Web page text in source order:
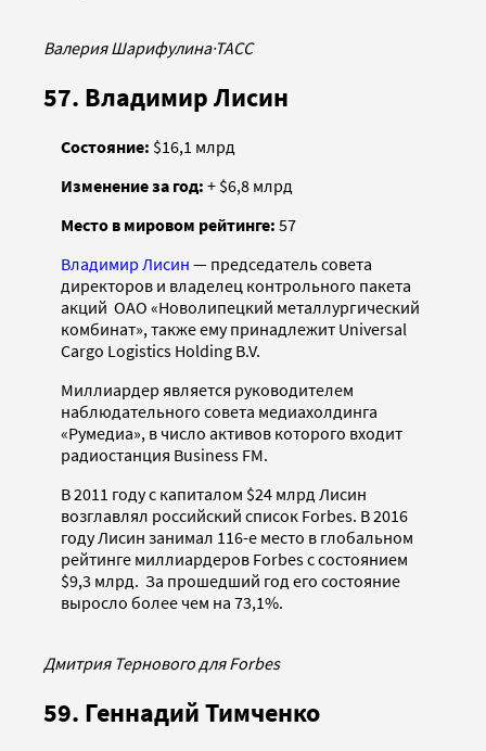
Валерия Шарифулина·ТАСС
57. Владимир Лисин
Состояние: $16,1 млрд
Изменение за год: + $6,8 млрд
Место в мировом рейтинге: 57
Владимир Лисин — председатель совета
директоров и владелец контрольного пакета
акций ОАО «Новолипецкий металлургический
комбинат», также ему принадлежит Universal
Cargo Logistics Holding B.V.
Миллиардер является руководителем
наблюдательного совета медиахолдинга
«Румедиа», в число активов которого входит
радиостанция Business FM.
В 2011 году с капиталом $24 млрд Лисин
возглавлял российский список Forbes. В 2016
году Лисин занимал 116-е место в глобальном
рейтинге миллиардеров Forbes с состоянием
$9,3 млрд. За прошедший год его состояние
выросло более чем на 73,1%.
Дмитрия Тернового для Forbes
59. Геннадий Тимченко